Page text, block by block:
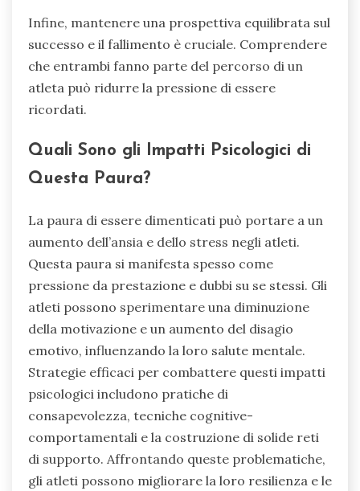
Infine, mantenere una prospettiva equilibrata sul
successo e il fallimento è cruciale. Comprendere
che entrambi fanno parte del percorso di un
atleta può ridurre la pressione di essere
ricordati.
Quali Sono gli Impatti Psicologici di
Questa Paura?
La paura di essere dimenticati può portare a un
aumento dell’ansia e dello stress negli atleti.
Questa paura si manifesta spesso come
pressione da prestazione e dubbi su se stessi. Gli
atleti possono sperimentare una diminuzione
della motivazione e un aumento del disagio
emotivo, influenzando la loro salute mentale.
Strategie efficaci per combattere questi impatti
psicologici includono pratiche di
consapevolezza, tecniche cognitive-
comportamentali e la costruzione di solide reti
di supporto. Affrontando queste problematiche,
gli atleti possono migliorare la loro resilienza e le